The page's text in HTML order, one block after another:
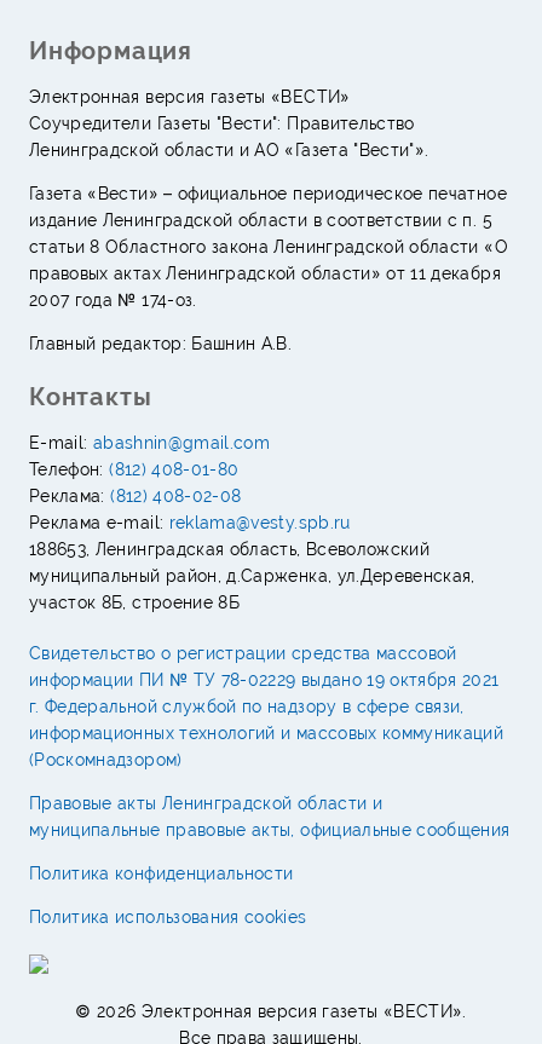
Информация
Электронная версия газеты «ВЕСТИ»
Соучредители Газеты "Вести": Правительство
Ленинградской области и АО «Газета "Вести"».
Газета «Вести» – официальное периодическое печатное
издание Ленинградской области в соответствии с п. 5
статьи 8 Областного закона Ленинградской области «О
правовых актах Ленинградской области» от 11 декабря
2007 года № 174-оз.
Главный редактор: Башнин А.В.
Контакты
E-mail: abashnin@gmail.com
Телефон:(812) 408-01-80
Реклама:(812) 408-02-08
Реклама e-mail: reklama@vesty.spb.ru
188653, Ленинградская область, Всеволожский
муниципальный район, д.Сарженка, ул.Деревенская,
участок 8Б, строение 8Б
Свидетельство о регистрации средства массовой
информации ПИ № ТУ 78-02229 выдано 19 октября 2021
г. Федеральной службой по надзору в сфере связи,
информационных технологий и массовых коммуникаций
(Роскомнадзором)
Правовые акты Ленинградской области и
муниципальные правовые акты, официальные сообщения
Политика конфиденциальности
Политика использования cookies
© 2026 Электронная версия газеты «ВЕСТИ».
Все права защищены.